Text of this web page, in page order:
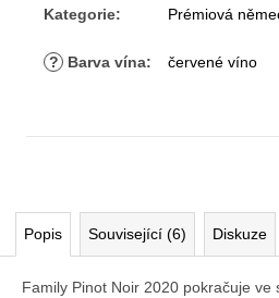
Kategorie: Prémiová
? Barva vína: červené víno
Popis Související (6) Diskuze
Family Pinot Noir 2020 pokračuje